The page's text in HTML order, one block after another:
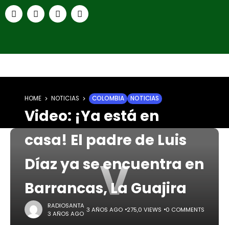
V
HOME NOTICIAS COLOMBIA NOTICIAS
Video: ¡Ya está en
casa! El padre de Luis
Díaz ya se encuentra en
Barrancas, La Guajira
RADIOSANTA
3 AÑOS AGO 3 AÑOS AGO 275,0 VIEWS 0 COMMENTS